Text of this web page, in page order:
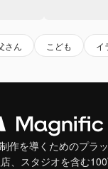
さん こども イ
作を導くためのプラ
、スタジオを含む